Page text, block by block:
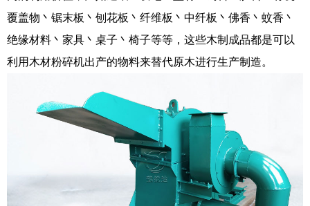
覆盖物丶锯末板丶刨花板丶纤维板丶中纤板丶佛香丶蚊香丶
绝缘材料丶家具丶桌子丶椅子等等，这些木制成品都是可以
利用木材粉碎机出产的物料来替代原木进行生产制造。